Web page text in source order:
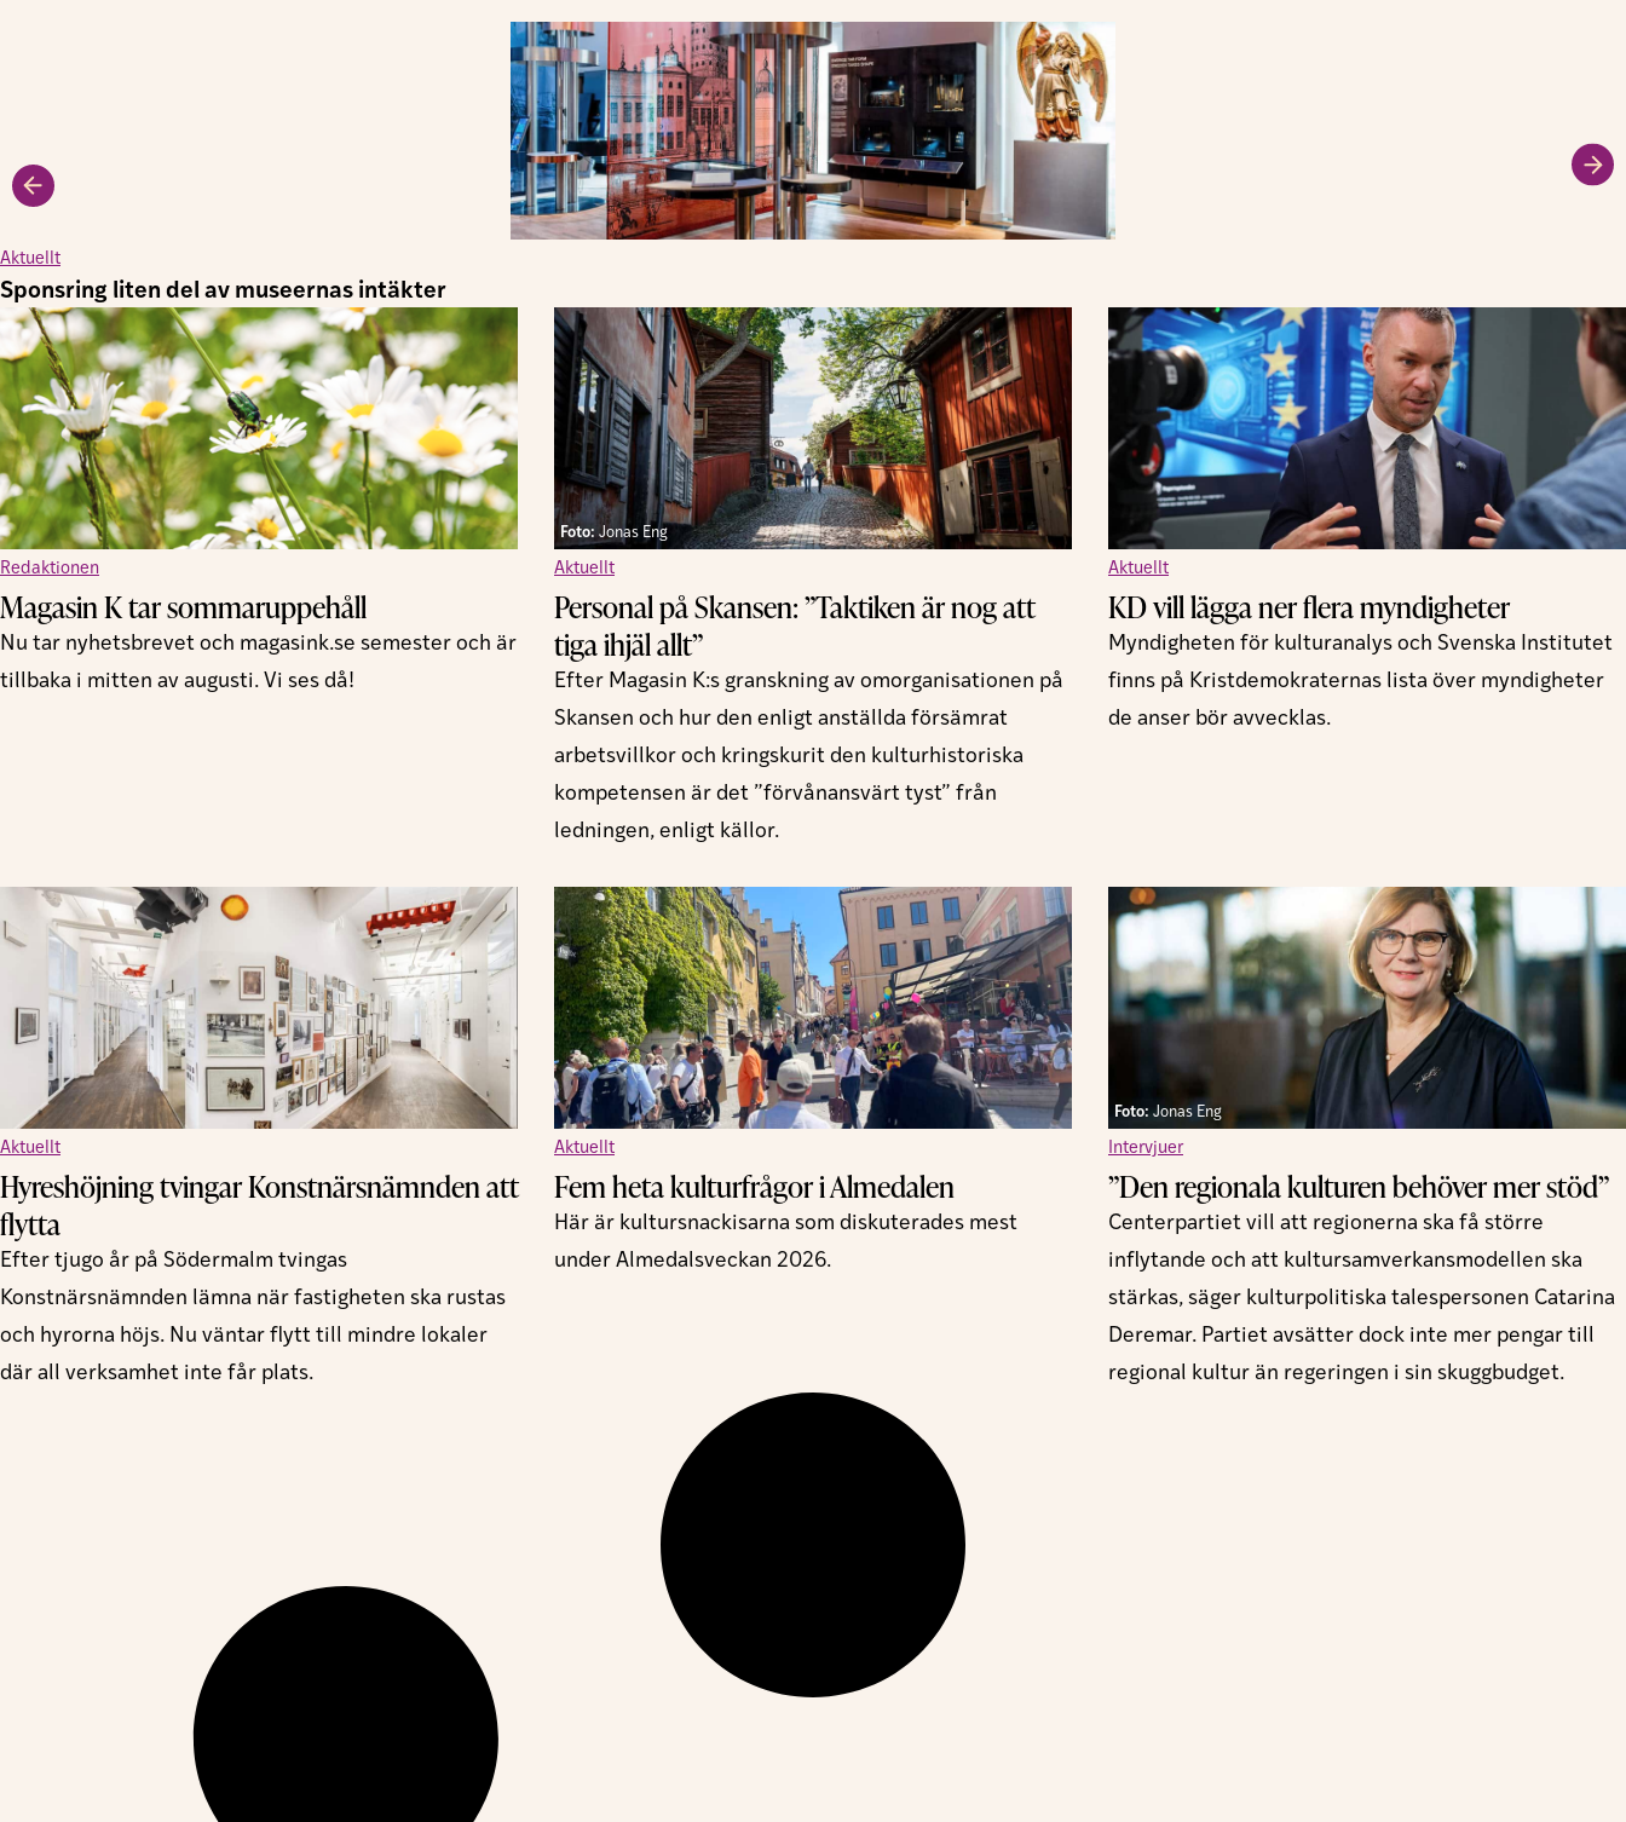
Aktuellt
Sponsring liten del av museernas intäkter
Redaktionen
Magasin K tar sommaruppehåll
Nu tar nyhetsbrevet och magasink.se semester och är
tillbaka i mitten av augusti. Vi ses då!
Foto: Jonas Eng
Aktuellt
Personal på Skansen: ”Taktiken är nog att
tiga ihjäl allt”
Efter Magasin K:s granskning av omorganisationen på
Skansen och hur den enligt anställda försämrat
arbetsvillkor och kringskurit den kulturhistoriska
kompetensen är det ”förvånansvärt tyst” från
ledningen, enligt källor.
Aktuellt
KD vill lägga ner flera myndigheter
Myndigheten för kulturanalys och Svenska Institutet
finns på Kristdemokraternas lista över myndigheter
de anser bör avvecklas.
Aktuellt
Hyreshöjning tvingar Konstnärsnämnden att
flytta
Efter tjugo år på Södermalm tvingas
Konstnärsnämnden lämna när fastigheten ska rustas
och hyrorna höjs. Nu väntar flytt till mindre lokaler
där all verksamhet inte får plats.
Aktuellt
Fem heta kulturfrågor i Almedalen
Här är kultursnackisarna som diskuterades mest
under Almedalsveckan 2026.
Foto: Jonas Eng
Intervjuer
”Den regionala kulturen behöver mer stöd”
Centerpartiet vill att regionerna ska få större
inflytande och att kultursamverkansmodellen ska
stärkas, säger kulturpolitiska talespersonen Catarina
Deremar. Partiet avsätter dock inte mer pengar till
regional kultur än regeringen i sin skuggbudget.